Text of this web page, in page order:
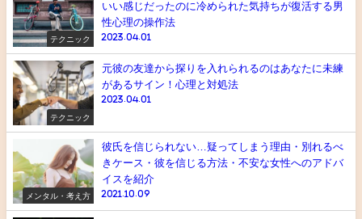
テクニック
いい感じだったのに冷められた気持ちが復活する男
性心理の操作法
2023.04.01
テクニック
元彼の友達から探りを入れられるのはあなたに未練
があるサイン！心理と対処法
2023.04.01
メンタル・考え方
彼氏を信じられない…疑ってしまう理由・別れるべ
きケース・彼を信じる方法・不安な女性へのアドバ
イスを紹介
2021.10.09